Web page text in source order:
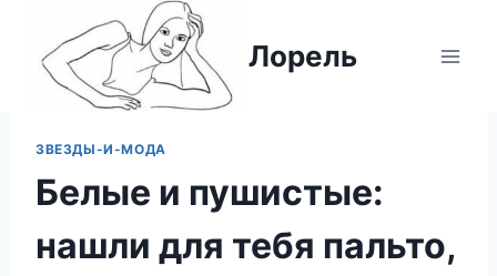
содержимому
Лорель
ЗВЕЗДЫ-И-МОДА
Белые и пушистые:
нашли для тебя пальто,